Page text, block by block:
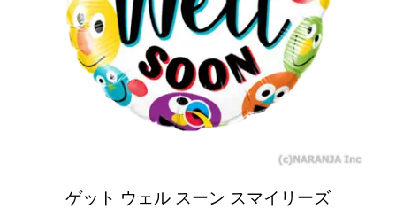
ゲット ウェル スーン スマイリーズ